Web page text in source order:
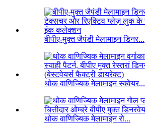
बीपीए-मुक्त जैपंडी मेलामाइन डिनर...
थोक वाणिज्यिक मेलामाइन स्क्वेयर...
थोक वाणिज्यिक मेलामाइन रो...